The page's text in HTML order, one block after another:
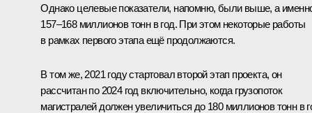
Однако целевые показатели, напомню, были выше, а
157–168 миллионов тонн в год. При этом некоторые работы
в рамках первого этапа ещё продолжаются.
В том же, 2021 году стартовал второй этап проекта, он
рассчитан по 2024 год включительно, когда грузопоток
магистралей должен увеличиться до 180 миллионов тонн в